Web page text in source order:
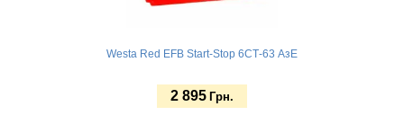
Westa Red EFB Start-Stop 6СТ-63 АзЕ
2 895 Грн.